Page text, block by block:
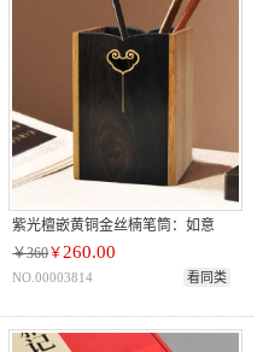
紫光檀嵌黄铜金丝楠笔筒：如意
￥360￥ 260.00
NO.00003814 看同类